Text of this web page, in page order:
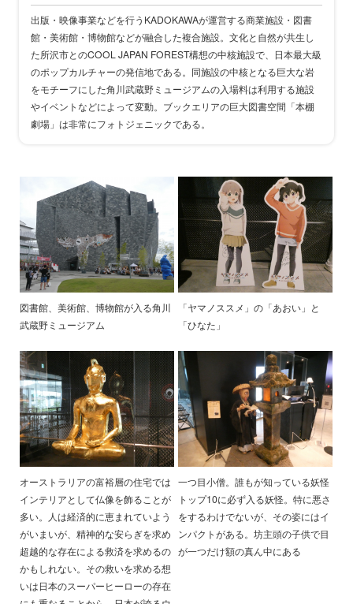
出版・映像事業などを行うKADOKAWAが運営する商業施設・図書
館・美術館・博物館などが融合した複合施設。文化と自然が共生し
た所沢市とのCOOL JAPAN FOREST構想の中核施設で、日本最大級
のポップカルチャーの発信地である。同施設の中核となる巨大な岩
をモチーフにした角川武蔵野ミュージアムの入場料は利用する施設
やイベントなどによって変動。ブックエリアの巨大図書空間「本棚
劇場」は非常にフォトジェニックである。
図書館、美術館、博物館が入る角川
武蔵野ミュージアム
「ヤマノススメ」の「あおい」と
「ひなた」
オーストラリアの富裕層の住宅では
インテリアとして仏像を飾ることが
多い。人は経済的に恵まれていよう
がいまいが、精神的な安らぎを求め
超越的な存在による救済を求めるの
かもしれない。その救いを求める想
いは日本のスーパーヒーローの存在
一つ目小僧。誰もが知っている妖怪
トップ10に必ず入る妖怪。特に悪さ
をするわけでないが、その姿にはイ
ンパクトがある。坊主頭の子供で目
が一つだけ額の真ん中にある